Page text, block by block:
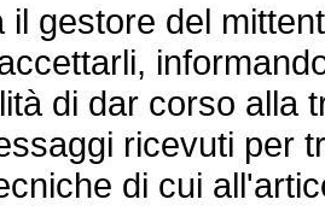
gestore del
di dar corso alla
ricevuti per
di cui